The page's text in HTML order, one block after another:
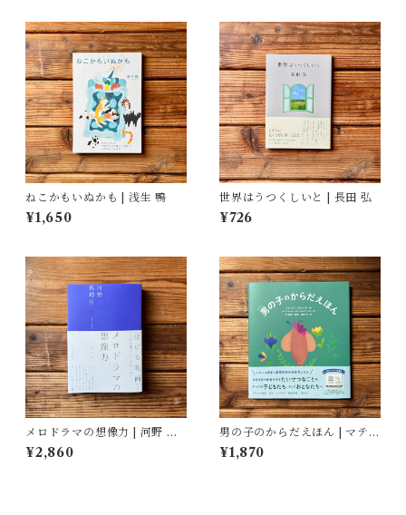
ねこかもいぬかも | 浅生 鴨
¥1,650
世界はうつくしいと | 長田 弘
¥726
メロドラマの想像力 | 河野 真
理江
¥2,860
男の子のからだえほん | マティ
ルド・ボディ(著/文 | イラス
ト), ティフェーヌ・ディユー
¥1,870